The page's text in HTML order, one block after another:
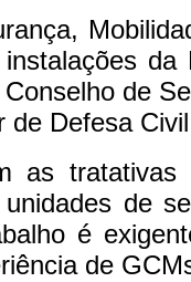
de
Defesa
as
de
é
de